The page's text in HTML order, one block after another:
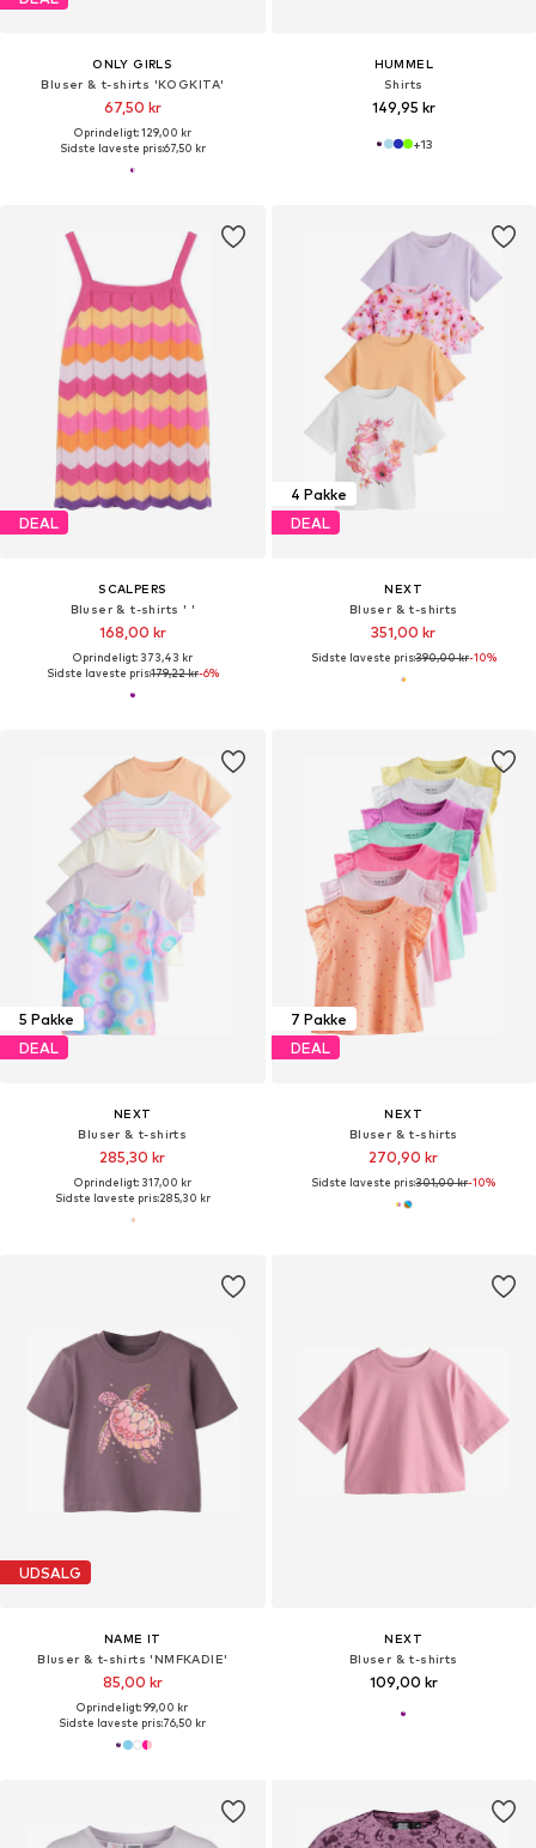
ONLY GIRLS
Bluser & t-shirts 'KOGKITA'
67,50 kr
Oprindeligt: 129,00 kr
Sidste laveste pris:67,50 kr
HUMMEL
Shirts
149,95 kr
+13
DEAL
SCALPERS
Bluser & t-shirts ' '
168,00 kr
Oprindeligt: 373,43 kr
Sidste laveste pris:179,22 kr-6%
4 Pakke
DEAL
NEXT
Bluser & t-shirts
351,00 kr
Sidste laveste pris:390,00 kr-10%
5 Pakke
DEAL
NEXT
Bluser & t-shirts
285,30 kr
Oprindeligt: 317,00 kr
Sidste laveste pris:285,30 kr
7 Pakke
DEAL
NEXT
Bluser & t-shirts
270,90 kr
Sidste laveste pris:301,00 kr-10%
UDSALG
NAME IT
Bluser & t-shirts 'NMFKADIE'
85,00 kr
Oprindeligt: 99,00 kr
Sidste laveste pris:76,50 kr
NEXT
Bluser & t-shirts
109,00 kr